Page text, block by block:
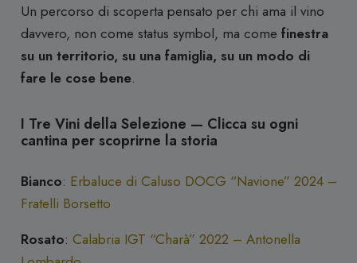
Un percorso di scoperta pensato per chi ama il vino
davvero, non come status symbol, ma come finestra
su un territorio, su una famiglia, su un modo di
fare le cose bene.
I Tre Vini della Selezione — Clicca su ogni
cantina per scoprirne la storia
Bianco: Erbaluce di Caluso DOCG “Navione” 2024 –
Fratelli Borsetto
Rosato: Calabria IGT “Charà” 2022 – Antonella